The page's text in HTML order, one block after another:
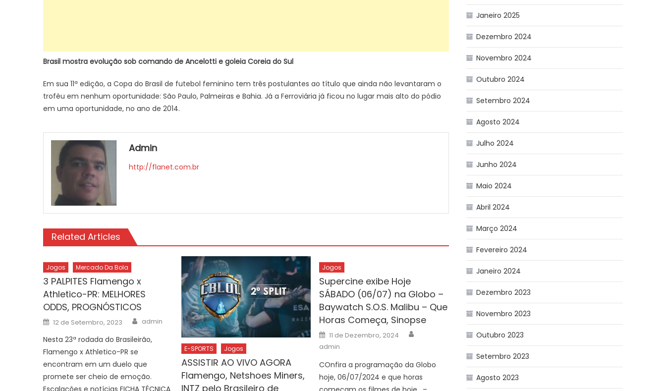
Brasil mostra evolução sob comando de Ancelotti e goleia Coreia do Sul
Em sua 11ª edição, a Copa do Brasil de futebol feminino tem três postulantes ao título que ainda não levantaram o
troféu em nenhum oportunidade: São Paulo, Palmeiras e Bahia. Já a Ferroviária já ficou no lugar mais alto do pódio
em uma oportunidade, no ano de 2014.
Admin
http://flanet.com.br
Related Articles
Jogos Mercado Da Bola
3 PALPITES Flamengo x
Athletico-PR: MELHORES
ODDS, PROGNÓSTICOS
Posted
on
12 de Setembro, 2023 Author
admin
Nesta 23ª rodada do Brasileirão,
Flamengo x Athletico-PR se
encontram em um duelo que
promete ser cheio de emoção.
Escalações e notícias FICHA TÉCNICA
E-SPORTS Jogos
ASSISTIR AO VIVO AGORA
Flamengo, Netshoes Miners,
INTZ pelo Brasileiro de
Jogos
Supercine exibe Hoje
SÁBADO (06/07) na Globo –
Baywatch S.O.S. Malibu – Que
Horas Começa, Sinopse
Posted
on
11 de Dezembro, 2024
admin
COnfira a programação da Globo
hoje, 06/07/2024 e que horas
Janeiro 2025
Dezembro 2024
Novembro 2024
Outubro 2024
Setembro 2024
Agosto 2024
Julho 2024
Junho 2024
Maio 2024
Abril 2024
Março 2024
Fevereiro 2024
Janeiro 2024
Dezembro 2023
Novembro 2023
Outubro 2023
Setembro 2023
Agosto 2023